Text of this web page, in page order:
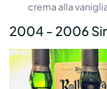
crema alla
2004 - 2006